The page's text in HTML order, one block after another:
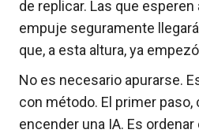
de replicar. Las que
empuje seguramente
que, a esta altura, ya
No es necesario apurarse.
con método. El primer paso,
encender una IA. Es